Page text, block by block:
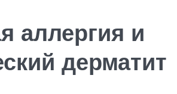
аллергия и
дерматит